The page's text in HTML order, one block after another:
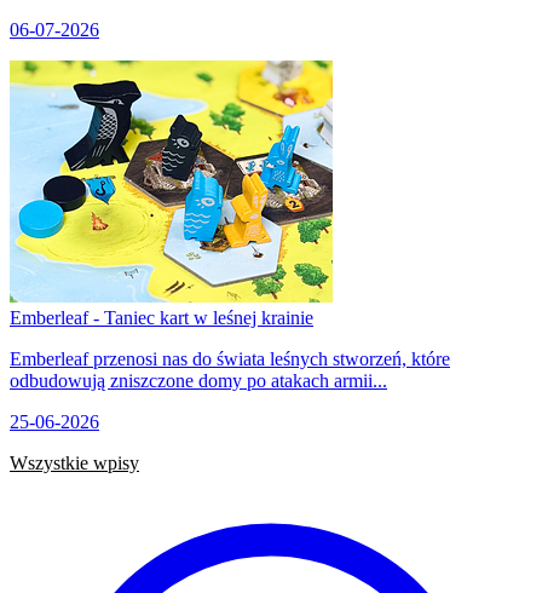
06-07-2026
Emberleaf - Taniec kart w leśnej krainie
Emberleaf przenosi nas do świata leśnych stworzeń, które
odbudowują zniszczone domy po atakach armii...
25-06-2026
Wszystkie wpisy